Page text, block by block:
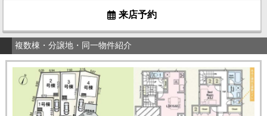
来店予約
複数棟・分譲地・同一物件紹介